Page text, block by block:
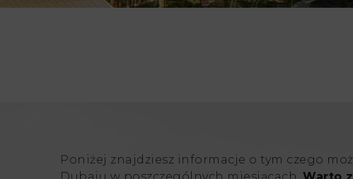
Poniżej znajdziesz informacje o tym czego